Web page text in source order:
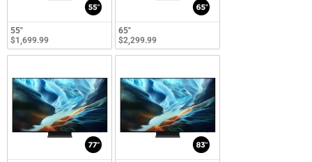
55"
$1,699.99
65"
$2,299.99